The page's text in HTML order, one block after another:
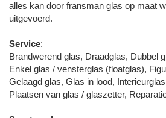
alles kan door fransman glas op maat
uitgevoerd.
Service:
Brandwerend glas, Draadglas, Dubbel
Enkel glas / vensterglas (floatglas),
Gelaagd glas, Glas in lood,
Plaatsen van glas / glaszetter,